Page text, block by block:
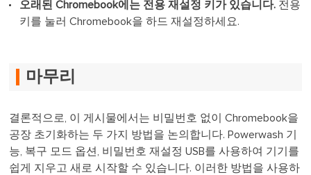
오래된 Chromebook에는 전용 재설정 키가 있습니다. 전용
키를 눌러 Chromebook을 하드 재설정하세요.
마무리
결론적으로, 이 게시물에서는 비밀번호 없이 Chromebook을
공장 초기화하는 두 가지 방법을 논의합니다. Powerwash 기
능, 복구 모드 옵션, 비밀번호 재설정 USB를 사용하여 기기를
쉽게 지우고 새로 시작할 수 있습니다. 이러한 방법을 사용하